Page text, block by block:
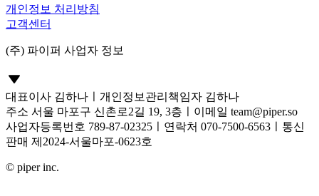
개인정보 처리방침
고객센터
(주) 파이퍼 사업자 정보
대표이사 김하나
개인정보관리책임자 김하나
주소 서울 마포구 신촌로2길 19, 3층
이메일 team@piper.so
사업자등록번호 789-87-02325
연락처 070-7500-6563
통신
판매 제2024-서울마포-0623호
© piper inc.